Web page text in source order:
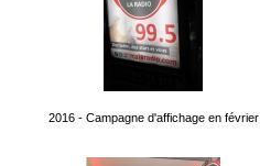
2016 - Campagne d'affichage en février